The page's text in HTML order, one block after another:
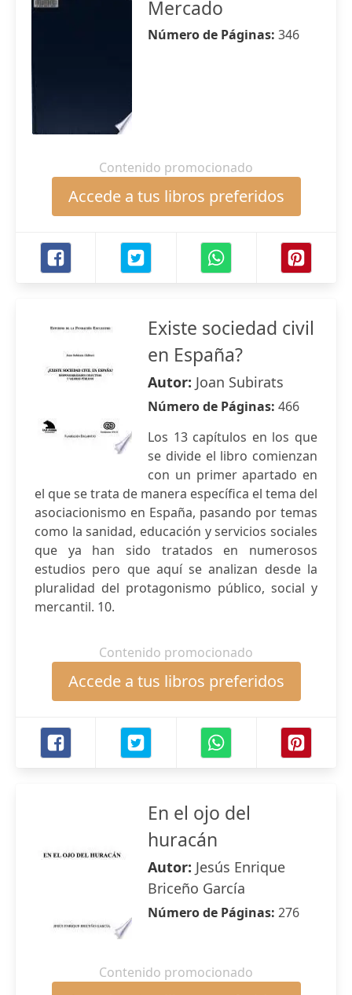
Mercado
Número de Páginas: 346
Contenido promocionado
Accede a tus libros preferidos
Existe sociedad civil
en España?
Autor: Joan Subirats
Número de Páginas: 466
Los 13 capítulos en los que
se divide el libro comienzan
con un primer apartado en
el que se trata de manera específica el tema del
asociacionismo en España, pasando por temas
como la sanidad, educación y servicios sociales
que ya han sido tratados en numerosos
estudios pero que aquí se analizan desde la
pluralidad del protagonismo público, social y
mercantil. 10.
Contenido promocionado
Accede a tus libros preferidos
En el ojo del
huracán
Autor: Jesús Enrique
Briceño García
Número de Páginas: 276
Contenido promocionado